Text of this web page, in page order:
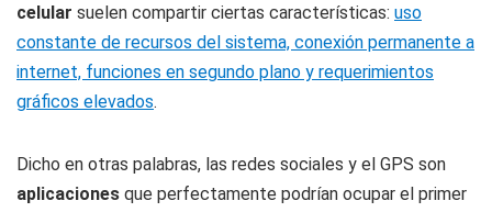
celular suelen compartir ciertas características: uso
constante de recursos del sistema, conexión permanente a
internet, funciones en segundo plano y requerimientos
gráficos elevados.
Dicho en otras palabras, las redes sociales y el GPS son
aplicaciones que perfectamente podrían ocupar el primer